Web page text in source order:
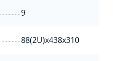
9
88(2U)x438x310